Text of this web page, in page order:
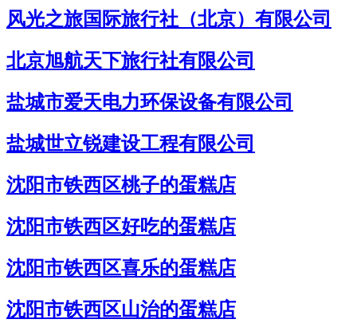
风光之旅国际旅行社（北京）有限公司
北京旭航天下旅行社有限公司
盐城市爱天电力环保设备有限公司
盐城世立锐建设工程有限公司
沈阳市铁西区桃子的蛋糕店
沈阳市铁西区好吃的蛋糕店
沈阳市铁西区喜乐的蛋糕店
沈阳市铁西区山治的蛋糕店